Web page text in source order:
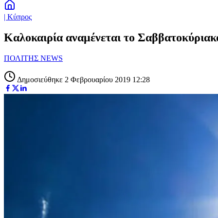
| Κύπρος
Καλοκαιρία αναμένεται το
ΠΟΛΙΤΗΣ NEWS
Δημοσιεύθηκε 2 Φεβρουαρίου 2019 12:28